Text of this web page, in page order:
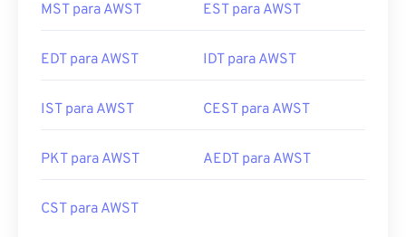
MST para AWST EST para AWST
EDT para AWST IDT para AWST
IST para AWST CEST para AWST
PKT para AWST AEDT para AWST
CST para AWST